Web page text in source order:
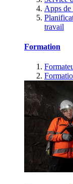
Apps de
travail
Formation